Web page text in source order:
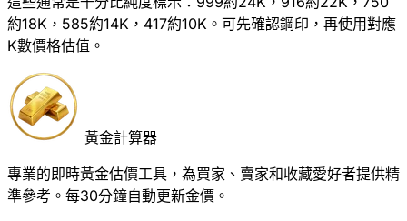
約18K，585約14K，417約10K。可先確認鋼印，再使用對應
K數價格估值。
黃金計算器
專業的即時黃金估價工具，為買家、賣家和收藏愛好者提供精
準參考。每30分鐘自動更新金價。